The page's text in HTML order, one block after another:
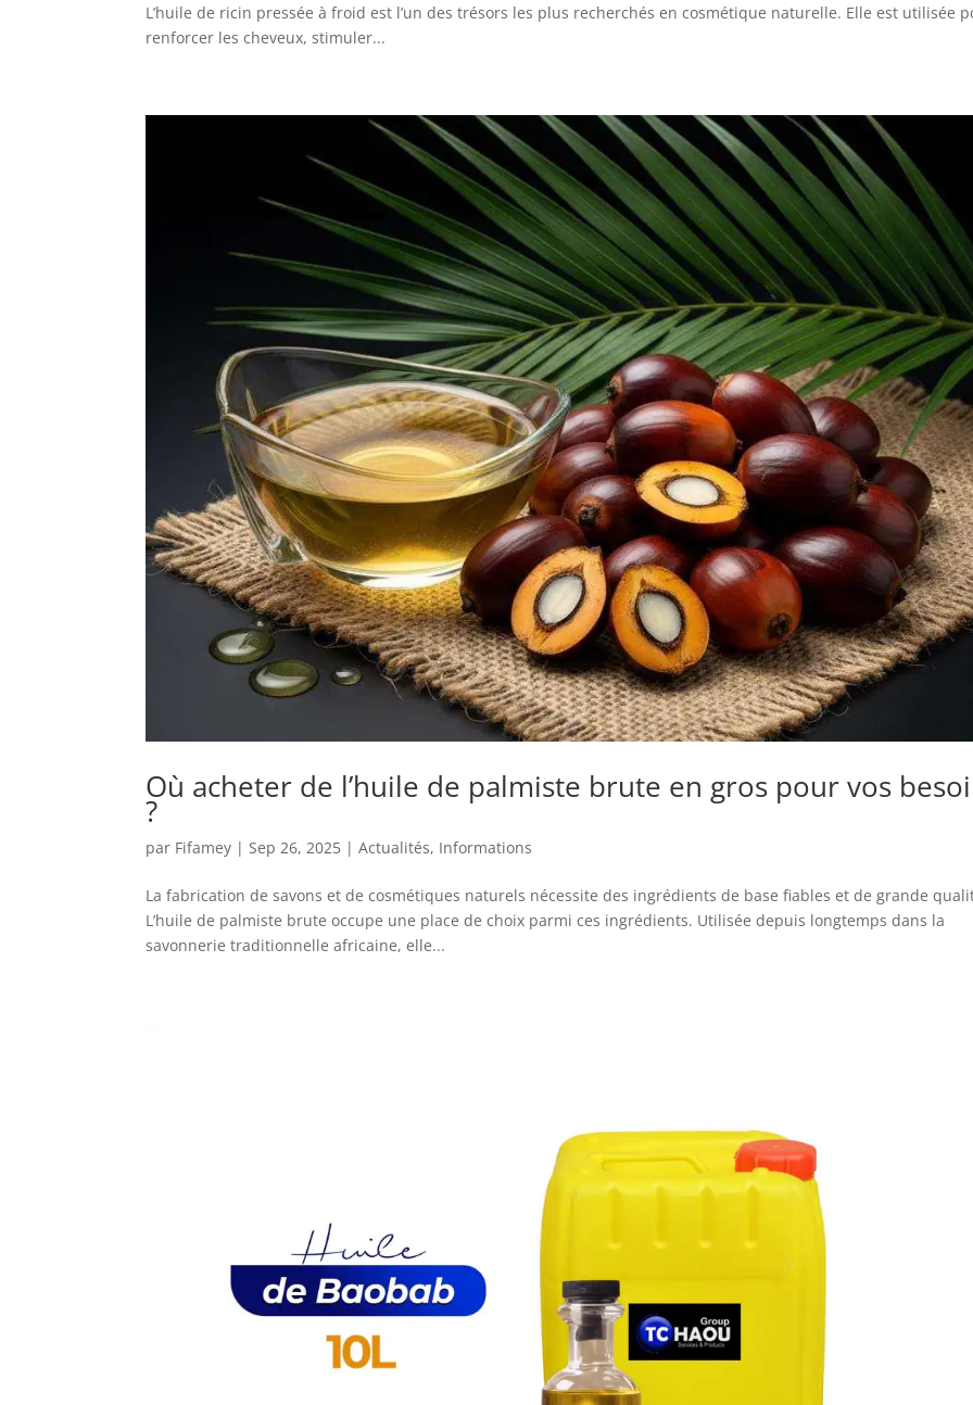
L’huile de ricin pressée à froid est l’un des trésors les plus recherchés en cosmétique naturelle. Elle est utilisée
renforcer les cheveux, stimuler...
Où acheter de l’huile de palmiste brute en gros pour vos
?
par Fifamey | Sep 26, 2025 |Actualités, Informations
La fabrication de savons et de cosmétiques naturels nécessite des ingrédients de base fiables et de grande
L’huile de palmiste brute occupe une place de choix parmi ces ingrédients. Utilisée depuis longtemps dans la
savonnerie traditionnelle africaine, elle...